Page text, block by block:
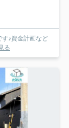
♪資金計画など
る